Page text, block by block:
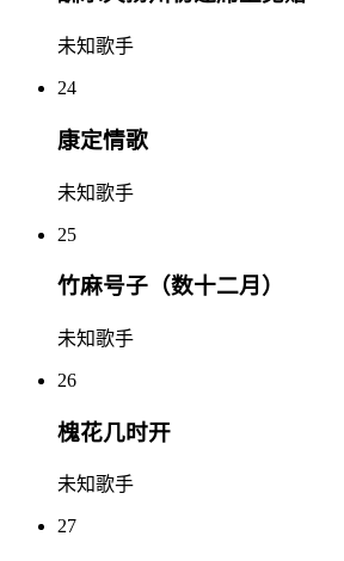
未知歌手
24
康定情歌
未知歌手
25
竹麻号子（数十二月）
未知歌手
26
槐花几时开
未知歌手
27